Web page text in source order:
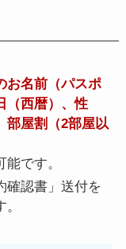
お名前（パスポ
（西暦）、性
部屋割（2部屋以
です。
確認書」送付を